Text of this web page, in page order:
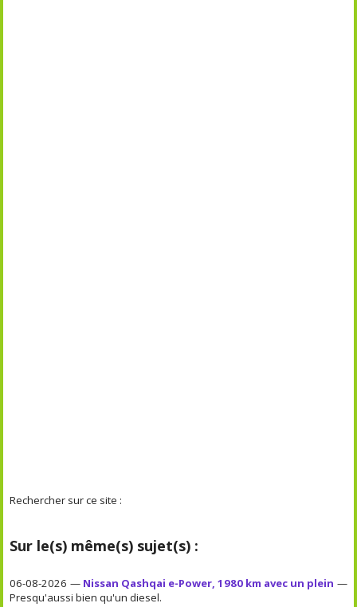
Rechercher sur ce site :
Sur le(s) même(s) sujet(s) :
06-08-2026 — Nissan Qashqai e-Power, 1980 km avec un plein —
Presqu'aussi bien qu'un diesel.